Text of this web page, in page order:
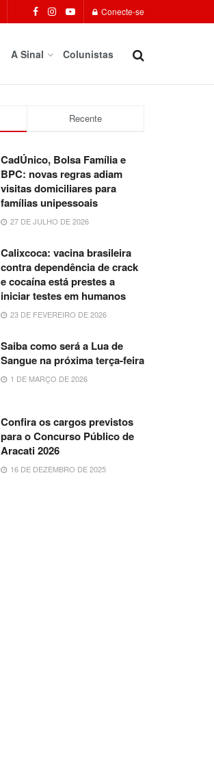
Conecte-se
A Sinal Colunistas
Recente
CadÚnico, Bolsa Família e
BPC: novas regras adiam
visitas domiciliares para
famílias unipessoais
27 DE JULHO DE 2026
Calixcoca: vacina brasileira
contra dependência de crack
e cocaína está prestes a
iniciar testes em humanos
23 DE FEVEREIRO DE 2026
Saiba como será a Lua de
Sangue na próxima terça-feira
1 DE MARÇO DE 2026
Confira os cargos previstos
para o Concurso Público de
Aracati 2026
16 DE DEZEMBRO DE 2025